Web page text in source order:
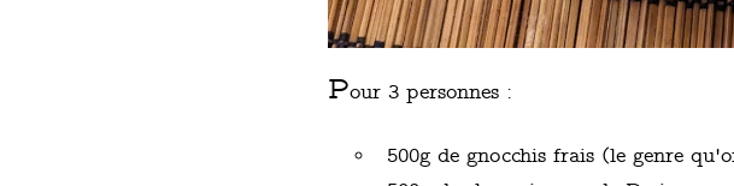
Pour 3 personnes :
500g de gnocchis frais (le genre